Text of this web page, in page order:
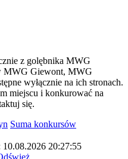
z golębnika MWG
MWG Giewont, MWG
wyłącznie na ich stronach.
miejscu i konkurować na
się.
Suma konkursów
20:27:55